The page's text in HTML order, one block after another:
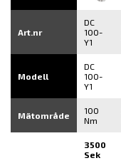
Art.nr
DC
100-
Y1
Modell
DC
100-
Y1
Mätområde
100
Nm
3500
Sek